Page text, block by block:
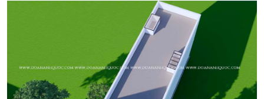
Phối cảnh nội thất phòng ngủ 1